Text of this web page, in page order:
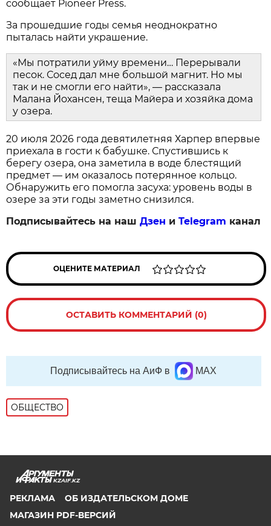
сообщает Pioneer Press.
За прошедшие годы семья неоднократно
пыталась найти украшение.
«Мы потратили уйму времени… Перерывали
песок. Сосед дал мне большой магнит. Но мы
так и не смогли его найти», — рассказала
Малана Йохансен, теща Майера и хозяйка дома
у озера.
20 июля 2026 года девятилетняя Харпер впервые
приехала в гости к бабушке. Спустившись к
берегу озера, она заметила в воде блестящий
предмет — им оказалось потерянное кольцо.
Обнаружить его помогла засуха: уровень воды в
озере за эти годы заметно снизился.
Подписывайтесь на нашДзен иTelegram канал
ОЦЕНИТЕ МАТЕРИАЛ
ОСТАВИТЬ КОММЕНТАРИЙ (0)
Подписывайтесь на АиФ в MAX
ОБЩЕСТВО
KZAIF.KZ
РЕКЛАМА
ОБ ИЗДАТЕЛЬСКОМ ДОМЕ
МАГАЗИН PDF-ВЕРСИЙ